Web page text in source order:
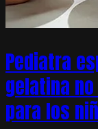
Pediatra
gelatina
para los